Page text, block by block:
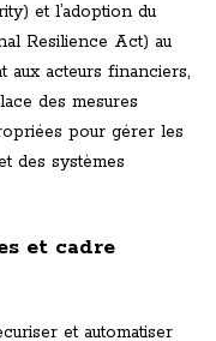
et l’adoption du
Resilience Act) au
aux acteurs financiers,
des mesures
pour gérer les
des systèmes
et cadre
et automatiser